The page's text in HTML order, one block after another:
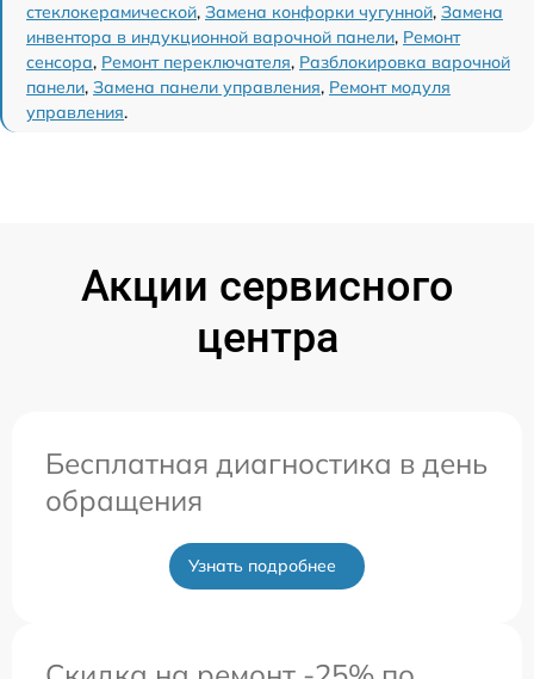
стеклокерамической, Замена конфорки чугунной, Замена
инвентора в индукционной варочной панели, Ремонт
сенсора, Ремонт переключателя, Разблокировка варочной
панели, Замена панели управления, Ремонт модуля
управления.
Акции сервисного
центра
Бесплатная диагностика в день
обращения
Узнать подробнее